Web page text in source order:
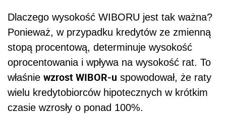
Dlaczego wysokość WIBORU jest tak ważna?
Ponieważ, w przypadku kredytów ze zmienną
stopą procentową, determinuje wysokość
oprocentowania i wpływa na wysokość rat. To
właśnie wzrost WIBOR-u spowodował, że raty
wielu kredytobiorców hipotecznych w krótkim
czasie wzrosły o ponad 100%.